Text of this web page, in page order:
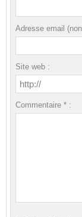
Adresse email
Site web :
Commentaire * :